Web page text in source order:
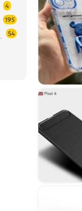
4
195
54